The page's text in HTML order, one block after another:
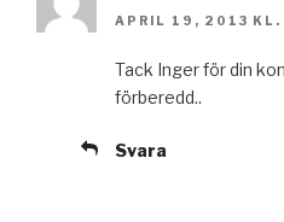
APRIL 19, 2013 KL.
Tack Inger för din
förberedd..
Svara